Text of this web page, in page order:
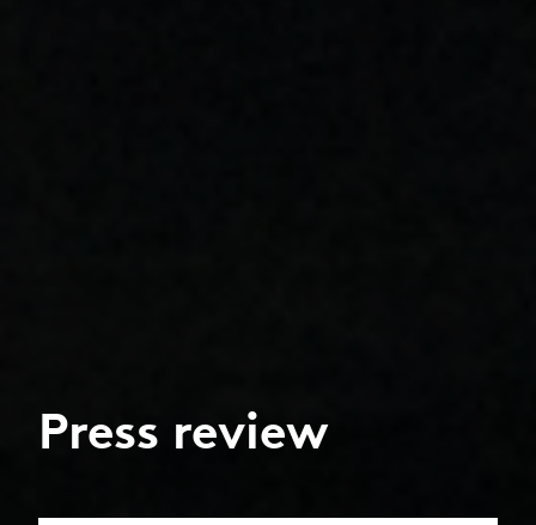
Press review